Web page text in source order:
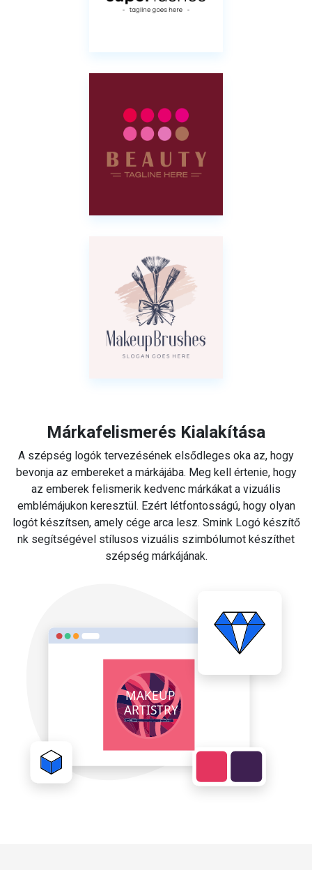
Márkafelismerés Kialakítása
A szépség logók tervezésének elsődleges oka az, hogy
bevonja az embereket a márkájába. Meg kell értenie, hogy
az emberek felismerik kedvenc márkákat a vizuális
emblémájukon keresztül. Ezért létfontosságú, hogy olyan
logót készítsen, amely cége arca lesz. Smink Logó készítő
nk segítségével stílusos vizuális szimbólumot készíthet
szépség márkájának.